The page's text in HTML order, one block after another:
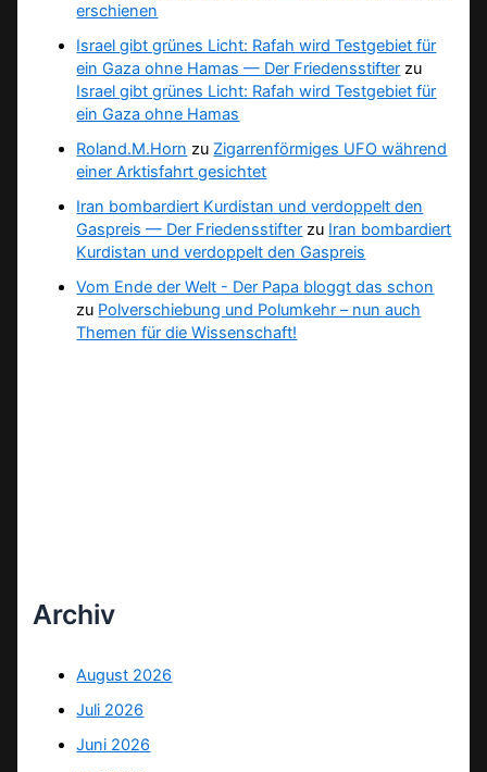
erschienen
Israel gibt grünes Licht: Rafah wird Testgebiet für
ein Gaza ohne Hamas — Der Friedensstifter zu
Israel gibt grünes Licht: Rafah wird Testgebiet für
ein Gaza ohne Hamas
Roland.M.Horn zu Zigarrenförmiges UFO während
einer Arktisfahrt gesichtet
Iran bombardiert Kurdistan und verdoppelt den
Gaspreis — Der Friedensstifter zu Iran bombardiert
Kurdistan und verdoppelt den Gaspreis
Vom Ende der Welt - Der Papa bloggt das schon
zu Polverschiebung und Polumkehr – nun auch
Themen für die Wissenschaft!
Archiv
August 2026
Juli 2026
Juni 2026